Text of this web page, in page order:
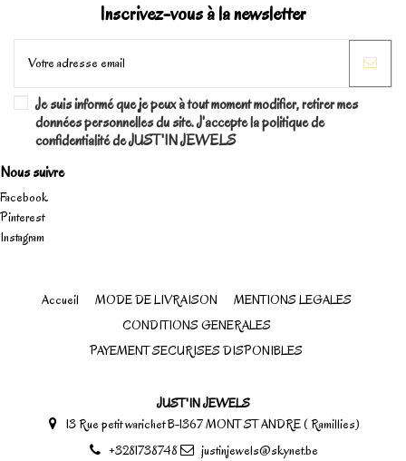
Inscrivez-vous à la newsletter
Je suis informé que je peux à tout moment modifier, retirer mes
données personnelles du site. J'accepte la politique de
confidentialité de JUST'IN JEWELS
Nous suivre
Facebook
Pinterest
Instagram
Accueil MODE DE LIVRAISON
MENTIONS LEGALES
CONDITIONS GENERALES
PAYEMENT SECURISES DISPONIBLES
JUST'IN JEWELS
13 Rue petit warichet B-1367 MONT ST ANDRE ( Ramillies)
+3281738748
justinjewels@skynet.be